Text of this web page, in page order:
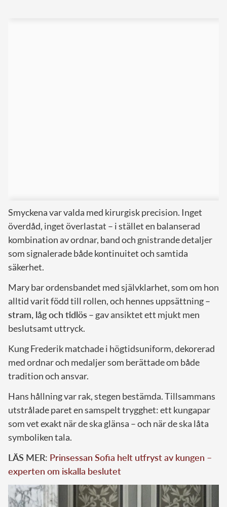
Smyckena var valda med kirurgisk precision. Inget
överdåd, inget överlastat – i stället en balanserad
kombination av ordnar, band och gnistrande detaljer
som signalerade både kontinuitet och samtida
säkerhet.
Mary bar ordensbandet med självklarhet, som om hon
alltid varit född till rollen, och hennes uppsättning –
stram, låg och tidlös – gav ansiktet ett mjukt men
beslutsamt uttryck.
Kung Frederik matchade i högtidsuniform, dekorerad
med ordnar och medaljer som berättade om både
tradition och ansvar.
Hans hållning var rak, stegen bestämda. Tillsammans
utstrålade paret en samspelt trygghet: ett kungapar
som vet exakt när de ska glänsa – och när de ska låta
symboliken tala.
LÄS MER: Prinsessan Sofia helt utfryst av kungen –
experten om iskalla beslutet